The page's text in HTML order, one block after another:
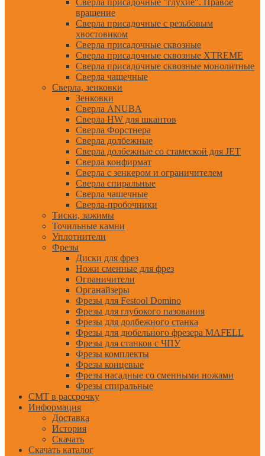
Сверла присадочные "глухие". Правое
вращение
Сверла присадочные с резьбовым
хвостовиком
Сверла присадочные сквозные
Сверла присадочные сквозные XTREME
Сверла присадочные сквозные монолитные
Сверла чашечные
Сверла, зенковки
Зенковки
Сверла ANUBA
Сверла HW для шкантов
Сверла Форстнера
Сверла долбежные
Сверла долбежные со стамеской для JET
Сверла конфирмат
Сверла с зенкером и ограничителем
Сверла спиральные
Сверла чашечные
Сверла-пробочники
Тиски, зажимы
Точильные камни
Уплотнители
Фрезы
Диски для фрез
Ножи сменные для фрез
Ограничители
Органайзеры
Фрезы для Festool Domino
Фрезы для глубокого пазования
Фрезы для долбежного станка
Фрезы для дюбельного фрезера MAFELL
Фрезы для станков с ЧПУ
Фрезы комплекты
Фрезы концевые
Фрезы насадные со сменными ножами
Фрезы спиральные
CMT в рассрочку
Информация
Доставка
История
Скачать
Скачать каталог